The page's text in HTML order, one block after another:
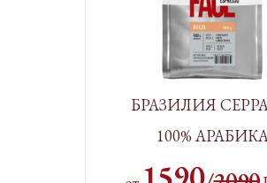
БРАЗИЛИЯ
100%